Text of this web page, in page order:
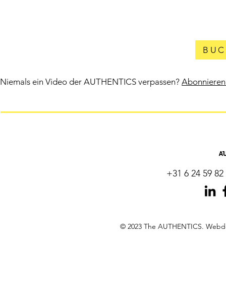
Niemals ein Video der AUTHENTICS verpassen?
+31 6 24 59
© 2023 The AUTHENTICS.